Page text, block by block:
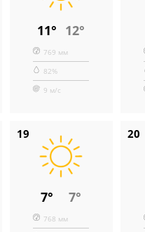
11° 12°
769 мм
82%
9 м/с
19
7° 7°
768 мм
20